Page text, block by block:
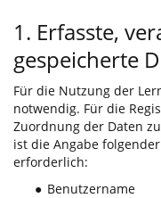
1. Erfasste,
gespeicherte
Für die Nutzung der
notwendig. Für die
Zuordnung der Daten
ist die Angabe
erforderlich:
● Benutzername